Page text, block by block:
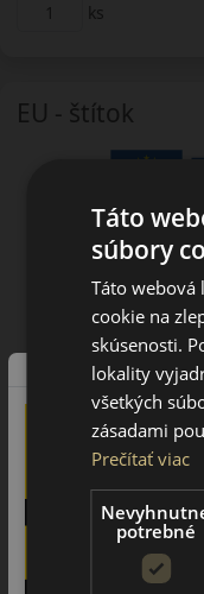
ks
EU - štítok
Táto
súbory
Táto
cookie na
skúsenosti.
lokality
všetkých
zásadami
Prečítať viac
potrebné